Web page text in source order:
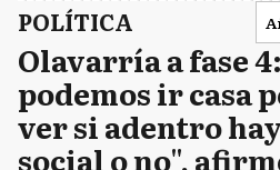
POLÍTICA
Olavarría a fase
podemos ir casa
ver si adentro
social o no",